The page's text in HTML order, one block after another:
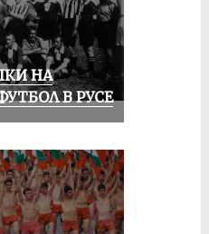
НА
В РУСЕ